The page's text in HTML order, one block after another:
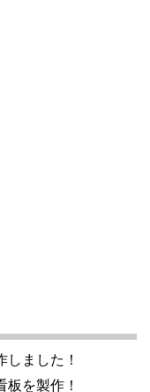
ました！
を製作！